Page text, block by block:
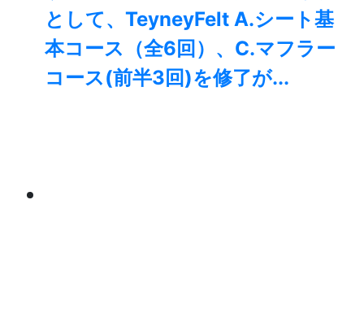
として、TeyneyFelt A.シート基
本コース（全6回）、C.マフラー
コース(前半3回)を修了が...